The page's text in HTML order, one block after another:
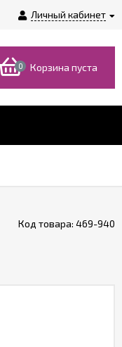
Личный кабинет
0 Корзина пуста
Код товара: 469-940